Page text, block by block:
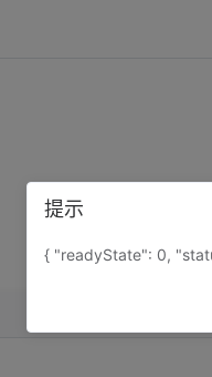
提示
{ "readyState": 0,